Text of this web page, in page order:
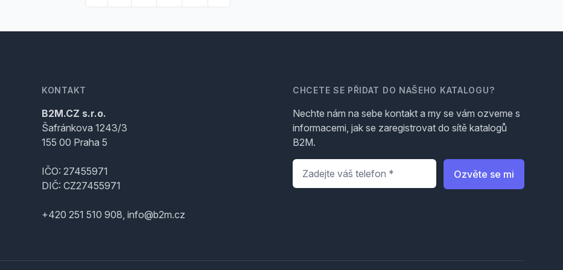
KONTAKT
B2M.CZ s.r.o.
Šafránkova 1243/3
155 00 Praha 5
IČO: 27455971
DIČ: CZ27455971
+420 251 510 908, info@b2m.cz
CHCETE SE PŘIDAT DO NAŠEHO KATALOGU?
Nechte nám na sebe kontakt a my se vám ozveme s
informacemi, jak se zaregistrovat do sítě katalogů
B2M.
Telefon
Ozvěte se mi